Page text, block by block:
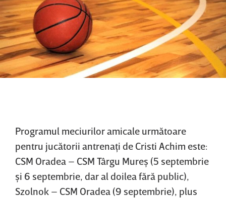
Programul meciurilor amicale următoare
pentru jucătorii antrenaţi de Cristi Achim este:
CSM Oradea – CSM Târgu Mureş (5 septembrie
şi 6 septembrie, dar al doilea fără public),
Szolnok – CSM Oradea (9 septembrie), plus